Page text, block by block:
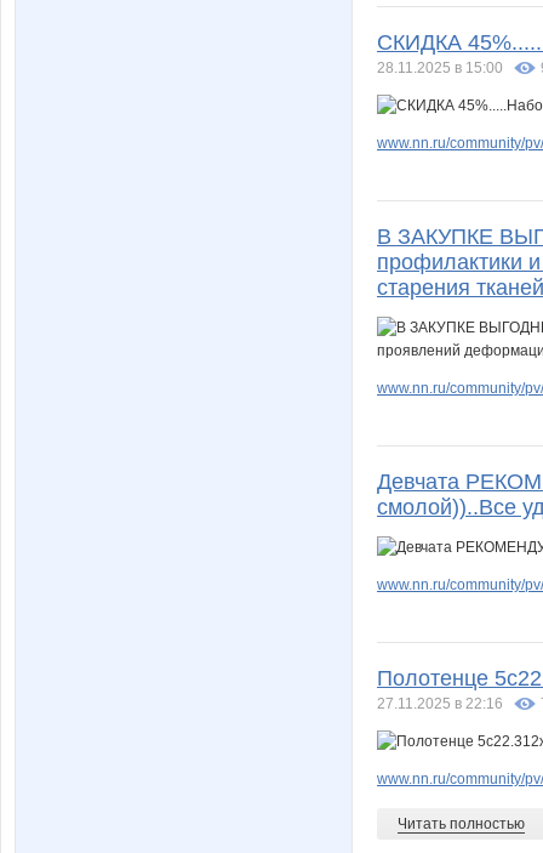
СКИДКА
28.11.2025 в 15:00
www.nn.ru/community/
В ЗАКУПКЕ
профилактики
старения
www.nn.ru/community/
Девчата
смолой))..Все
www.nn.ru/community/
Полотенце
27.11.2025 в 22:16
www.nn.ru/community/
Читать полностью